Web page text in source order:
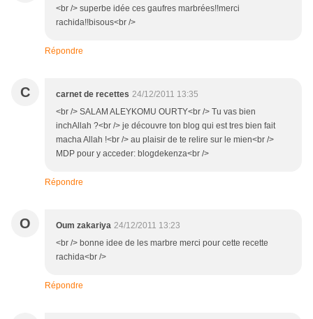
<br /> superbe idée ces gaufres marbrées!!merci
rachida!!bisous<br />
Répondre
C carnet de recettes 24/12/2011 13:35
<br /> SALAM ALEYKOMU OURTY<br /> Tu vas bien
inchAllah ?<br /> je découvre ton blog qui est tres bien fait
macha Allah !<br /> au plaisir de te relire sur le mien<br />
MDP pour y acceder: blogdekenza<br />
Répondre
O Oum zakariya 24/12/2011 13:23
<br /> bonne idee de les marbre merci pour cette recette
rachida<br />
Répondre